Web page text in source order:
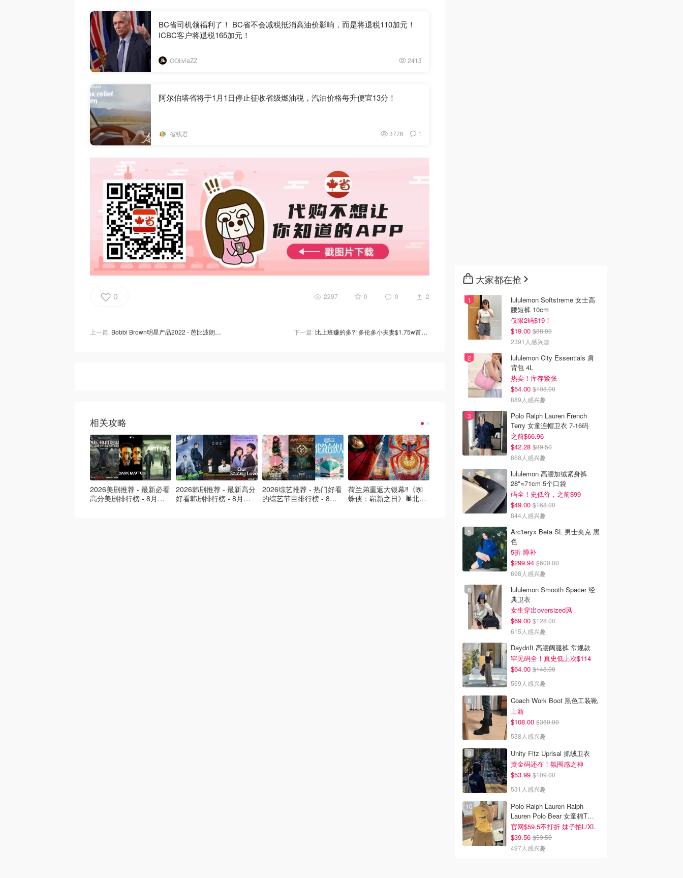
BC省司机领福利了！ BC省不会减税抵消高油价影响，而是将退税110加元！
ICBC客户将退税165加元！
OOliviaZZ 2413
阿尔伯塔省将于1月1日停止征收省级燃油税，汽油价格每升便宜13分！
省钱君 3776 1
0 2297 0 0 2
上一篇: Bobbi Brown明星产品2022 - 芭比波朗什么值得买？盲买不出错的秘诀全在这！ 下一篇: 比上班赚的多?! 多伦多小夫妻$1.75w首付开始“炒房”，4年时间从小公寓搬进独栋别墅！
相关攻略
2026美剧推荐 - 最新必看
高分美剧排行榜 - 8月最
2026韩剧推荐 - 最新高分
好看韩剧排行榜 - 8月最
2026综艺推荐 - 热门好看
的综艺节目排行榜 - 8月
荷兰弟重返大银幕‼️《蜘
蛛侠：崭新之日》🕷️北美
2026韩国电影推荐 | 最新
好看的韩国电影排行榜，
必看盘点！8月最新！(持
2026美国即将上映电影推
荐 - 万众期待的热门大片
- 8月最新: 《末世行者》
大家都在抢
lululemon Softstreme 女士高
腰短裤 10cm
仅限2码$19！
$19.00 $88.00
2391人感兴趣
lululemon City Essentials 肩
背包 4L
热卖！库存紧张
$54.00 $108.00
889人感兴趣
Polo Ralph Lauren French
Terry 女童连帽卫衣 7-16码
之前$66.96
$42.28 $89.50
868人感兴趣
lululemon 高腰加绒紧身裤
28"≈71cm 5个口袋
码全！史低价，之前$99
$49.00 $168.00
844人感兴趣
Arc'teryx Beta SL 男士夹克 黑
色
5折 蹲补
$299.94 $600.00
698人感兴趣
lululemon Smooth Spacer 经
典卫衣
女生穿出oversized风
$69.00 $128.00
615人感兴趣
Daydrift 高腰阔腿裤 常规款
罕见码全！真史低上次$114
$64.00 $148.00
569人感兴趣
Coach Work Boot 黑色工装靴
上新
$108.00 $360.00
538人感兴趣
Unity Fitz Uprisal 抓绒卫衣
黄金码还在！氛围感之神
$53.99 $109.00
531人感兴趣
Polo Ralph Lauren Ralph
Lauren Polo Bear 女童棉T恤
染色 1件
官网$59.5不打折 妹子拍L/XL
$39.56 $59.50
497人感兴趣